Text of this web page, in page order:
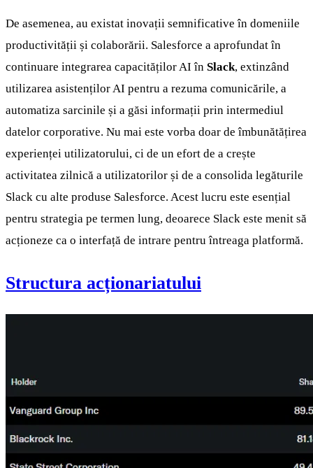
De asemenea, au existat inovații semnificative în domeniile
productivității și colaborării. Salesforce a aprofundat în
continuare integrarea capacităților AI în Slack, extinzând
utilizarea asistenților AI pentru a rezuma comunicările, a
automatiza sarcinile și a găsi informații prin intermediul
datelor corporative. Nu mai este vorba doar de îmbunătățirea
experienței utilizatorului, ci de un efort de a crește
activitatea zilnică a utilizatorilor și de a consolida legăturile
Slack cu alte produse Salesforce. Acest lucru este esențial
pentru strategia pe termen lung, deoarece Slack este menit să
acționeze ca o interfață de intrare pentru întreaga platformă.
Structura acționariatului